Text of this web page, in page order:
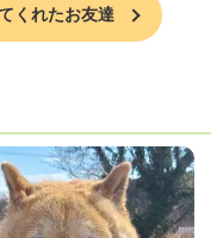
くれたお友達